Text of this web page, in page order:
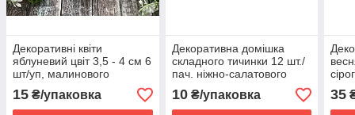
Декоративні квіти
яблуневий цвіт 3,5 - 4 см 6
шт/уп, малинового
кольору.
15 ₴/упаковка
Декоративна домішка
складного тичинки 12 шт./
пач. ніжно-салатового
кольору
10₴/упаковка 35